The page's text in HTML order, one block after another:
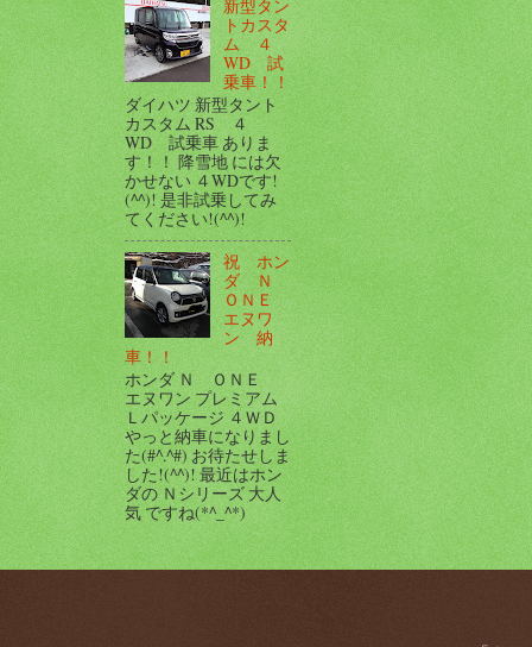
新型タン
トカスタ
ム ４
WD 試
乗車！！
ダイハツ 新型タント
カスタム RS ４
WD 試乗車 ありま
す！！ 降雪地 には欠
かせない ４WDです!
(^^)! 是非試乗してみ
てください!(^^)!
祝 ホン
ダ Ｎ
ＯＮＥ
エヌワ
ン 納
車！！
ホンダ Ｎ ＯＮＥ
エヌワン プレミアム
Ｌパッケージ ４ＷＤ
やっと納車になりまし
た(#^.^#) お待たせしま
した!(^^)! 最近はホン
ダの Ｎシリーズ 大人
気 ですね(*^_^*)